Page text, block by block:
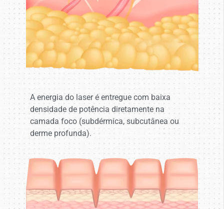
A energia do laser é entregue com baixa
densidade de potência diretamente na
camada foco (subdérmica, subcutânea ou
derme profunda).